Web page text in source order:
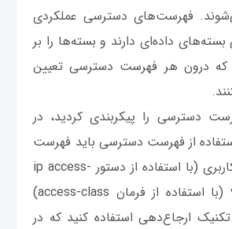
فهرست‌های دسترسی عملکردی
بسته‌های داده‌ای دارند و بسته‌ها را بر
که درون هر فهرست دسترسی تعیین
دسترسی را پیکربندی کردید، در
از فهرست دسترسی باید فهرست
‌را روی یک رابط کاربری (با استفاده از دستور ip access-
group)، یک vty (با استفاده از فرمان access-class)
تکنیک ارجاع‌دهی استفاده کنید که در